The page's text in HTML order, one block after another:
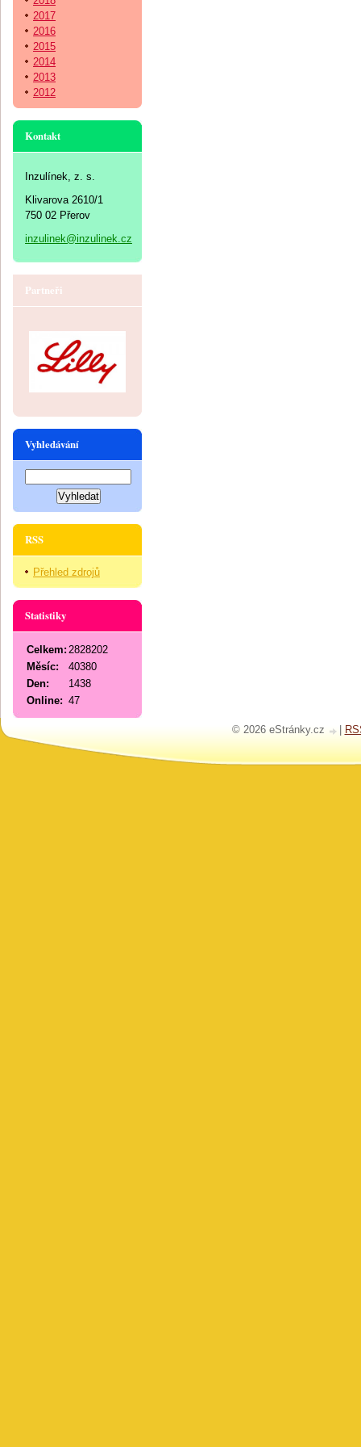
2017
2016
2015
2014
2013
2012
Kontakt
Inzulínek, z. s.
Klivarova 2610/1
750 02 Přerov
inzulinek@inzulinek.cz
Partneři
Vyhledávání
RSS
Přehled zdrojů
Statistiky
Online: 47
Celkem: 2828202
Měsíc:
40380
Den:
1438
© 2026 eStránky.cz